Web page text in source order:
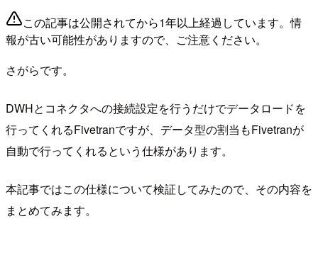
この記事は公開されてから1年以上経過しています。情
報が古い可能性がありますので、ご注意ください。
さがらです。
DWHとコネクタへの接続設定を行うだけでデータロードを
行ってくれるFivetranですが、データ型の割当もFivetranが
自動で行ってくれるという仕様があります。
本記事ではこの仕様について検証してみたので、その内容を
まとめてみます。